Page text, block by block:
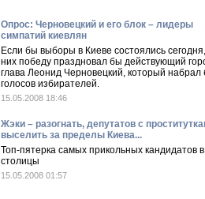
Опрос: Черновецкий и его блок – лидеры
симпатий киевлян
Если бы выборы в Киеве состоялись
них победу праздновал бы действующий
глава Леонид Черновецкий, который набрал
голосов избирателей.
15.05.2008 18:46
Жэки – разогнать, депутатов с
выселить за пределы Киева...
Топ-пятерка самых прикольных кандидатов
столицы
15.05.2008 01:57